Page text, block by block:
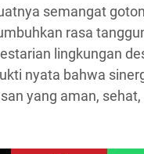
semangat
rasa
lingkungan
nyata bahwa
yang aman,